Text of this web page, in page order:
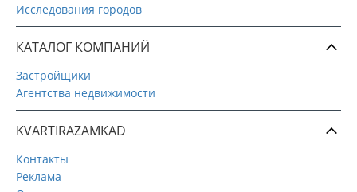
Исследования городов
КАТАЛОГ КОМПАНИЙ
Застройщики
Агентства недвижимости
KVARTIRAZAMKAD
Контакты
Реклама